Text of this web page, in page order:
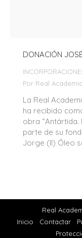
DONACIÓN
Por Real
La Real
ha recibido
obra
parte de su
Jorge (II) Óleo
Real
Inicio
Contactar